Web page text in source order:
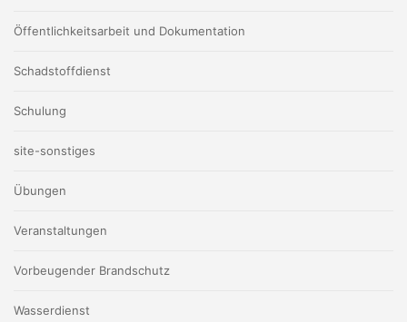
Öffentlichkeitsarbeit und Dokumentation
Schadstoffdienst
Schulung
site-sonstiges
Übungen
Veranstaltungen
Vorbeugender Brandschutz
Wasserdienst